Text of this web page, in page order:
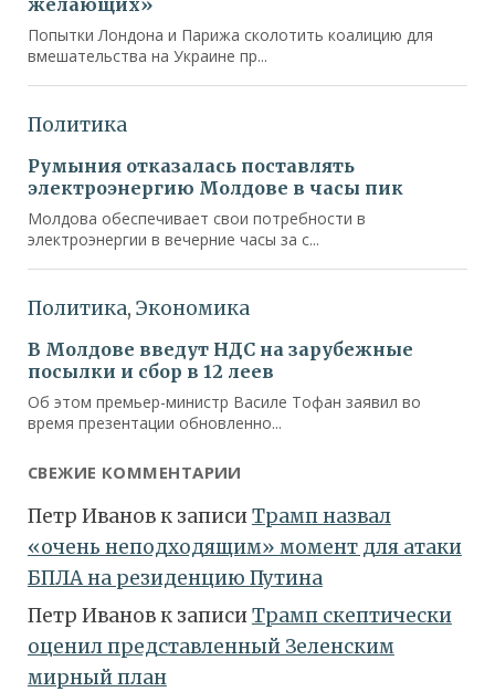
СВЕЖИЕ КОММЕНТАРИИ
Петр Ивановк записиТрамп назвал
«очень неподходящим» момент для атаки
БПЛА на резиденцию Путина
Петр Ивановк записиТрамп скептически
оценил представленный Зеленским
мирный план